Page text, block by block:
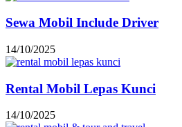
Sewa Mobil Include Driver
14/10/2025
Rental Mobil Lepas Kunci
14/10/2025